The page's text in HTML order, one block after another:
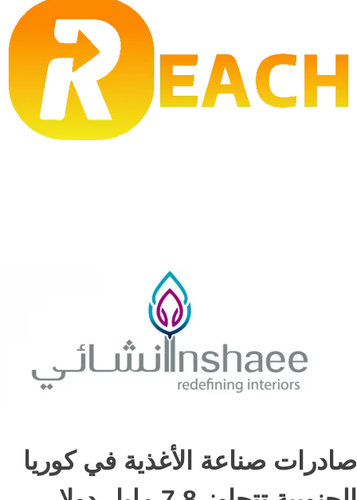
صادرات صناعة الأغذية في كوريا